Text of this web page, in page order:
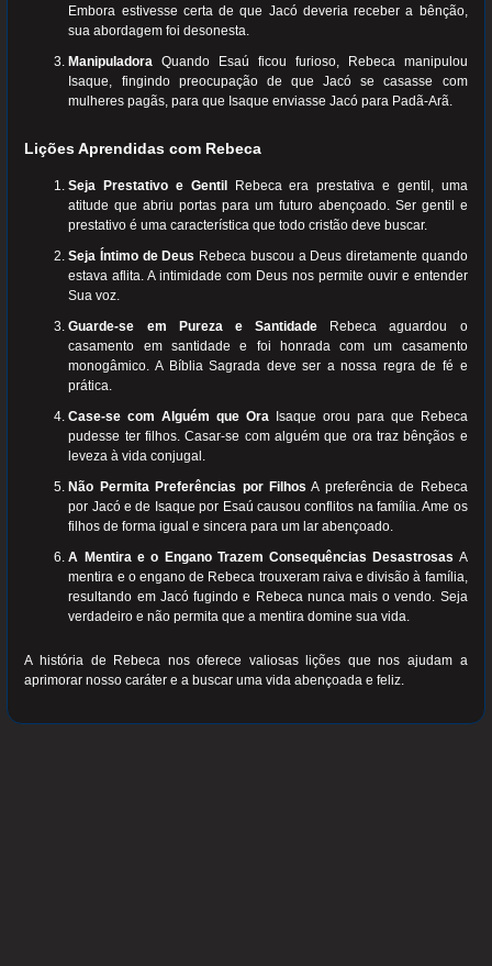
Embora estivesse certa de que Jacó deveria receber a bênção,
sua abordagem foi desonesta.
Manipuladora Quando Esaú ficou furioso, Rebeca manipulou
Isaque, fingindo preocupação de que Jacó se casasse com
mulheres pagãs, para que Isaque enviasse Jacó para Padã-Arã.
Lições Aprendidas com Rebeca
Seja Prestativo e Gentil
Rebeca era prestativa e gentil, uma
atitude que abriu portas para um futuro abençoado. Ser gentil e
prestativo é uma característica que todo cristão deve buscar.
Seja Íntimo de Deus Rebeca buscou a Deus diretamente quando
estava aflita. A intimidade com Deus nos permite ouvir e entender
Sua voz.
Guarde-se em Pureza e Santidade Rebeca aguardou o
casamento em santidade e foi honrada com um casamento
monogâmico. A Bíblia Sagrada deve ser a nossa regra de fé e
prática.
Case-se com Alguém que Ora Isaque orou para que Rebeca
pudesse ter filhos. Casar-se com alguém que ora traz bênçãos e
leveza à vida conjugal.
Não Permita Preferências por Filhos A preferência de Rebeca
por Jacó e de Isaque por Esaú causou conflitos na família. Ame os
filhos de forma igual e sincera para um lar abençoado.
A Mentira e o Engano Trazem Consequências Desastrosas A
mentira e o engano de Rebeca trouxeram raiva e divisão à família,
resultando em Jacó fugindo e Rebeca nunca mais o vendo. Seja
verdadeiro e não permita que a mentira domine sua vida.
A história de Rebeca nos oferece valiosas lições que nos ajudam a
aprimorar nosso caráter e a buscar uma vida abençoada e feliz.